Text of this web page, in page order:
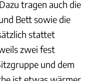
tragen auch die
Bett sowie die
stattet
zwei fest
und dem